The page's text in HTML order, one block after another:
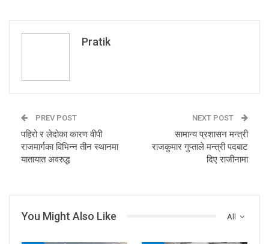
Pratik
PREV POST
पहिरो र लेदोका कारण वीपी
राजमार्गका विभिन्न तीन स्थानमा
यातायात अवरुद्ध
NEXT POST
सामान्य प्रशासन मन्त्री
राजकुमार गुप्ताले मन्त्री पदबाट
दिए राजीनामा
All
You Might Also Like